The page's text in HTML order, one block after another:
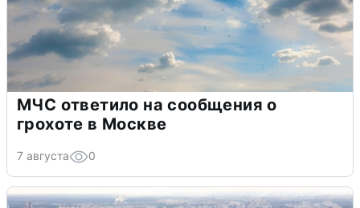
МЧС ответило на сообщения о
грохоте в Москве
7 августа 0